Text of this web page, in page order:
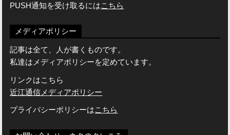
PUSH通知を受け取るにはこちら
メディアポリシー
記事は全て、人が書くものです。
私達はメディアポリシーを定めています。
リンクはこちら
近江通信メディアポリシー
プライバシーポリシーはこちら